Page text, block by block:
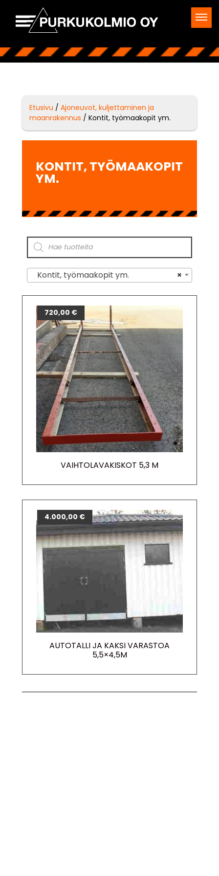
Etusivu / Ajoneuvot, kuljettaminen ja
maanrakennus / Kontit, työmaakopit ym.
KONTIT, TYÖMAAKOPIT
YM.
×
Kontit, työmaakopit ym.
VAIHTOLAVAKISKOT 5,3 M
720,00 €
AUTOTALLI JA KAKSI VARASTOA
5,5×4,5M
4.000,00 €